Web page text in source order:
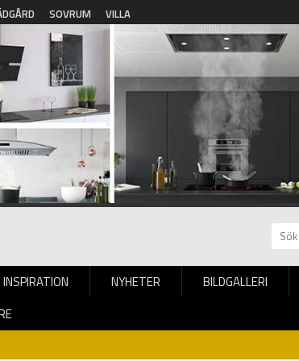
SOVRUM VILLA
INSPIRATION NYHETER BILDGALLERI